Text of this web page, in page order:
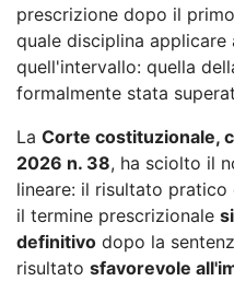
prescrizione dopo il
quale disciplina
quell'intervallo: quella
formalmente stata
La Corte costituzionale,
2026 n. 38, ha sciolto il
lineare: il risultato
il termine prescrizionale
definitivo dopo la
risultato sfavorevole